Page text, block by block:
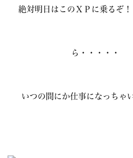
絶対明日はこのＸＰに乗るぞ
ら・・・・・
いつの間にか仕事になっちゃ